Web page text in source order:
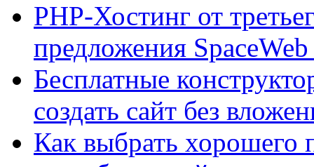
PHP-Хостинг от
предложения
Бесплатные
создать сайт без
Как выбрать хорошего